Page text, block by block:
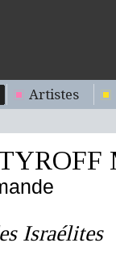
Artistes
Israélites